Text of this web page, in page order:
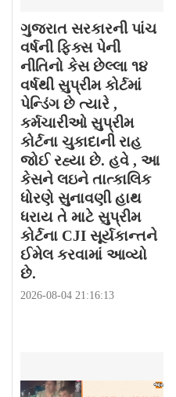
ગુજરાત સરકારની પાંચ
વર્ષની ફિક્સ પેની
નીતિનો કેસ છેલ્લા ૧૪
વર્ષથી સુપ્રીમ કોર્ટમાં
પેન્ડિંગ છે ત્યારે ,
કર્મચારીઓ સુપ્રીમ
કોર્ટના ચુકાદાની રાહ
જોઈ રહ્યા છે. હવે , આ
કેસને લઇને તાત્કાલિક
ધોરણે સુનાવણી હાથ
ધરાય તે માટે સુપ્રીમ
કોર્ટના CJI સૂર્યકાન્તને
ઈમેલ કરવામાં આવ્યો
છે.
2026-08-04 21:16:13